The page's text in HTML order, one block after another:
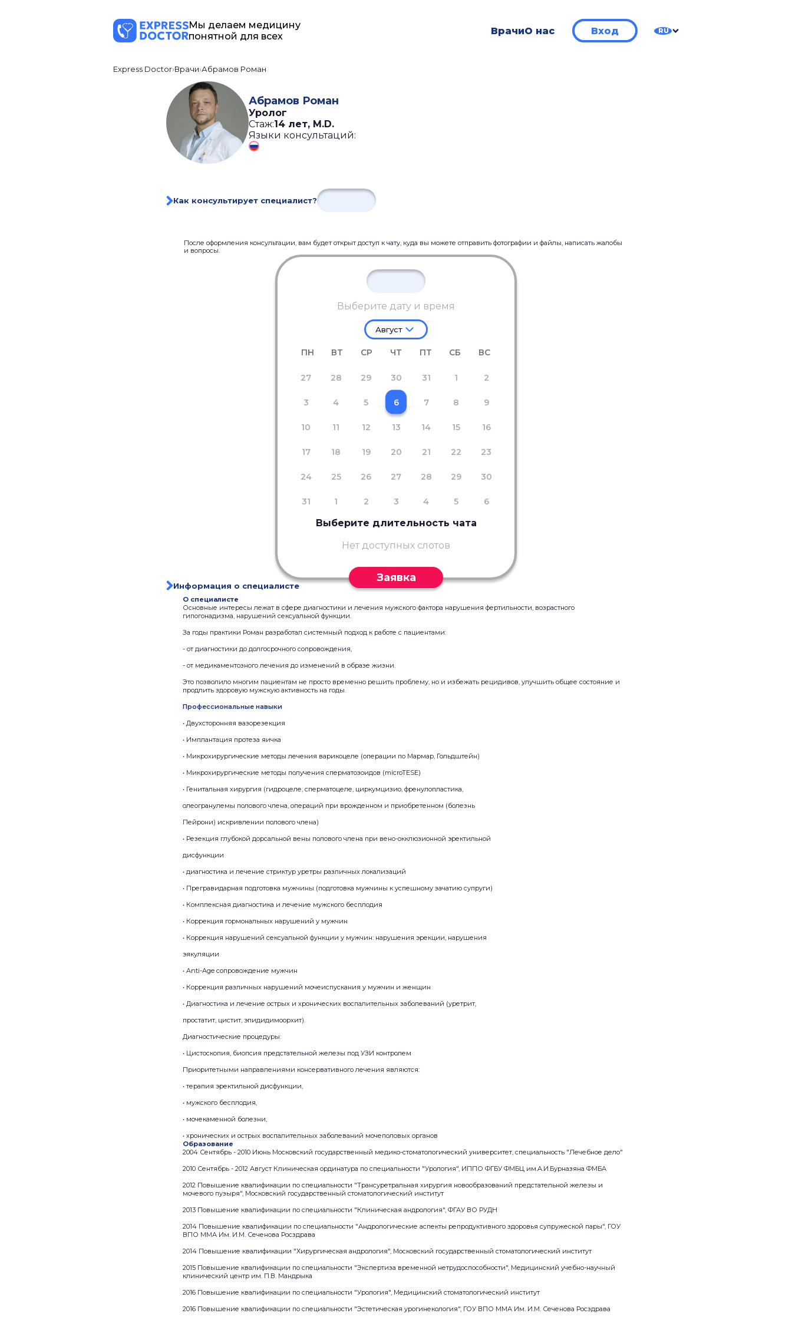
Мы делаем медицину
понятной для всех
ВрачиО нас Вход RU
Express Doctor Врачи Абрамов Роман
Абрамов Роман
Уролог
Стаж:14 лет, M.D.
Языки консультаций:
Как консультирует специалист?
После оформления консультации, вам будет открыт доступ к чату, куда вы можете отправить фотографии и файлы, написать жалобы
и вопросы.
Выберите дату и время
Август
ПН ВТ СР ЧТ ПТ СБ ВС
27 28 29 30 31 1 2
3 4 5 6 7 8 9
10 11 12 13 14 15 16
17 18 19 20 21 22 23
24 25 26 27 28 29 30
31 1 2 3 4 5 6
Выберите длительность чата
Нет доступных слотов
Заявка
Информация о специалисте
О специалисте
Основные интересы лежат в сфере диагностики и лечения мужского фактора нарушения фертильности, возрастного
гипогонадизма, нарушений сексуальной функции.
За годы практики Роман разработал системный подход к работе с пациентами:
- от диагностики до долгосрочного сопровождения,
- от медикаментозного лечения до изменений в образе жизни.
Это позволило многим пациентам не просто временно решить проблему, но и избежать рецидивов, улучшить общее состояние и
продлить здоровую мужскую активность на годы.
Профессиональные навыки
• Двухсторонняя вазорезекция
• Имплантация протеза яичка
• Микрохирургические методы лечения варикоцеле (операции по Мармар, Гольдштейн)
• Микрохирургические методы получения сперматозоидов (microTESE)
• Генитальная хирургия (гидроцеле, сперматоцеле, циркумцизио, френулопластика,
олеогранулемы полового члена, операций при врожденном и приобретенном (болезнь
Пейрони) искривлении полового члена)
• Резекция глубокой дорсальной вены полового члена при вено-окклюзионной эректильной
дисфункции
• диагностика и лечение стриктур уретры различных локализаций
• Прегравидарная подготовка мужчины (подготовка мужчины к успешному зачатию супруги)
• Комплексная диагностика и лечение мужского бесплодия
• Коррекция гормональных нарушений у мужчин
• Коррекция нарушений сексуальной функции у мужчин: нарушения эрекции, нарушения
эякуляции
• Anti-Age сопровождение мужчин
• Коррекция различных нарушений мочеиспускания у мужчин и женщин
• Диагностика и лечение острых и хронических воспалительных заболеваний (уретрит,
простатит, цистит, эпидидимоорхит).
Диагностические процедуры:
• Цистоскопия, биопсия предстательной железы под УЗИ контролем
Приоритетными направлениями консервативного лечения являются:
• терапия эректильной дисфункции,
• мужского бесплодия,
• мочекаменной болезни,
• хронических и острых воспалительных заболеваний мочеполовых органов
Образование
2004 Сентябрь - 2010 Июнь Московский государственный медико-стоматологический университет, специальность "Лечебное дело"
2010 Сентябрь - 2012 Август Клиническая ординатура по специальности "Урология", ИППО ФГБУ ФМБЦ им.А.И.Бурназяна ФМБА
2012 Повышение квалификации по специальности "Трансуретральная хирургия новообразований предстательной железы и
мочевого пузыря", Московский государственный стоматологический институт
2013 Повышение квалификации по специальности "Клиническая андрология", ФГАУ ВО РУДН
2014 Повышение квалификации по специальности "Андрологические аспекты репродуктивного здоровья супружеской пары", ГОУ
ВПО ММА Им. И.М. Сеченова Росздрава
2014 Повышение квалификации "Хирургическая андрология", Московский государственный стоматологический институт
2015 Повышение квалификации по специальности "Экспертиза временной нетрудоспособности", Медицинский учебно-научный
клинический центр им. П.В. Мандрыка
2016 Повышение квалификации по специальности "Урология", Медицинский стоматологический институт
2016 Повышение квалификации по специальности "Эстетическая урогинекология", ГОУ ВПО ММА Им. И.М. Сеченова Росздрава